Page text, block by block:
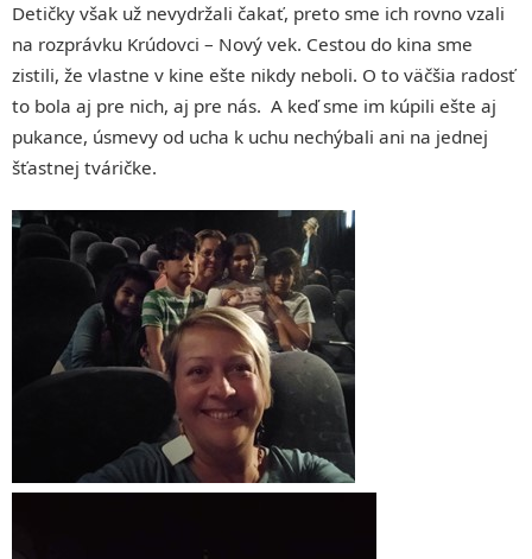
Detičky však už nevydržali čakať, preto sme ich rovno vzali
na rozprávku Krúdovci – Nový vek. Cestou do kina sme
zistili, že vlastne v kine ešte nikdy neboli. O to väčšia radosť
to bola aj pre nich, aj pre nás. A keď sme im kúpili ešte aj
pukance, úsmevy od ucha k uchu nechýbali ani na jednej
šťastnej tváričke.